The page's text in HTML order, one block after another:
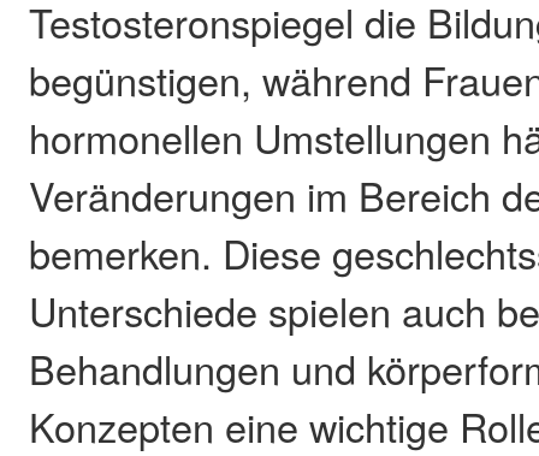
Testosteronspiegel die
begünstigen, während
hormonellen Umstellungen
Veränderungen im Bereich
bemerken. Diese
Unterschiede spielen auch
Behandlungen und
Konzepten eine wichtige